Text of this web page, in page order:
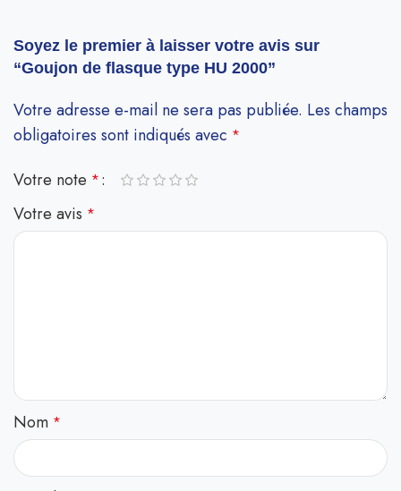
Soyez le premier à laisser votre avis sur
“Goujon de flasque type HU 2000”
Votre adresse e-mail ne sera pas publiée. Les champs
obligatoires sont indiqués avec *
Votre note *
Votre avis *
Nom *